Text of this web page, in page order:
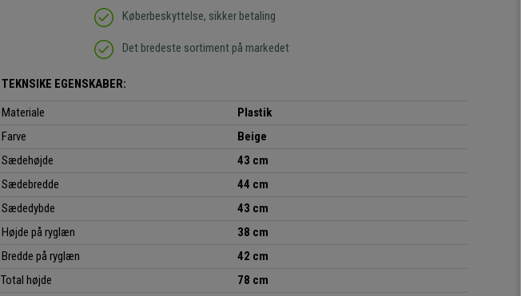
Køberbeskyttelse, sikker betaling
Det bredeste sortiment på markedet
TEKNSIKE EGENSKABER:
Materiale
Plastik
Farve
Beige
Sædehøjde
43 cm
Sædebredde
44 cm
Sædedybde
43 cm
Højde på ryglæn
38 cm
Bredde på ryglæn
42 cm
Total højde
78 cm